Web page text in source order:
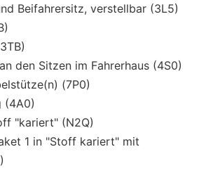
Beifahrersitz, verstellbar (3L5)
den Sitzen im Fahrerhaus (4S0)
(7P0)
(4A0)
"kariert" (N2Q)
1 in "Stoff kariert" mit